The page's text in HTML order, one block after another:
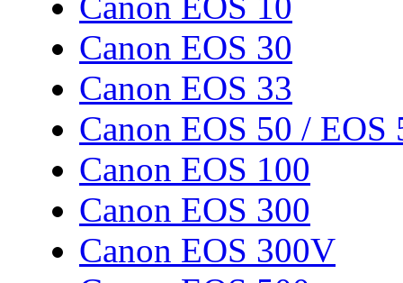
Canon EOS 30
Canon EOS 33
Canon EOS 50 / EOS
Canon EOS 100
Canon EOS 300
Canon EOS 300V